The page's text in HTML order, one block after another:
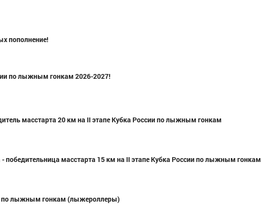
пополнение!
по лыжным гонкам 2026-2027!
масстарта 20 км на II этапе Кубка России по лыжным гонкам
победительница масстарта 15 км на II этапе Кубка России по лыжным гонкам
по лыжным гонкам (лыжероллеры)